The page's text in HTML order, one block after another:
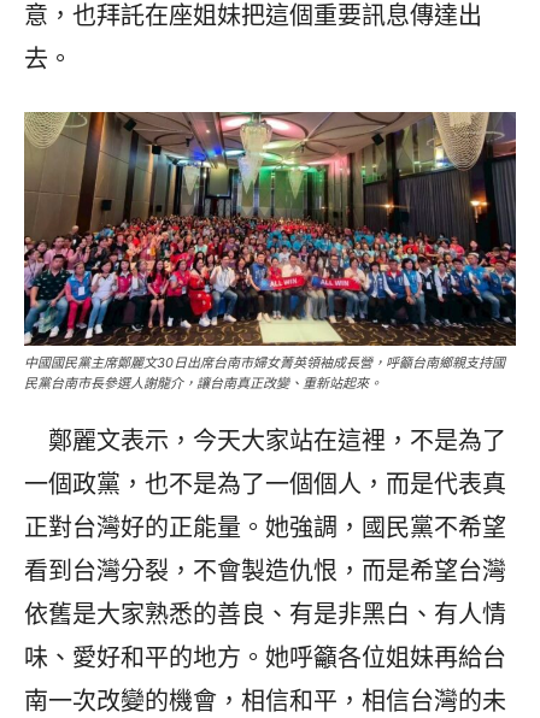
意，也拜託在座姐妹把這個重要訊息傳達出
去。
中國國民黨主席鄭麗文30日出席台南市婦女菁英領袖成長營，呼籲台南鄉親支持國
民黨台南市長參選人謝龍介，讓台南真正改變、重新站起來。
鄭麗文表示，今天大家站在這裡，不是為了
一個政黨，也不是為了一個個人，而是代表真
正對台灣好的正能量。她強調，國民黨不希望
看到台灣分裂，不會製造仇恨，而是希望台灣
依舊是大家熟悉的善良、有是非黑白、有人情
味、愛好和平的地方。她呼籲各位姐妹再給台
南一次改變的機會，相信和平，相信台灣的未